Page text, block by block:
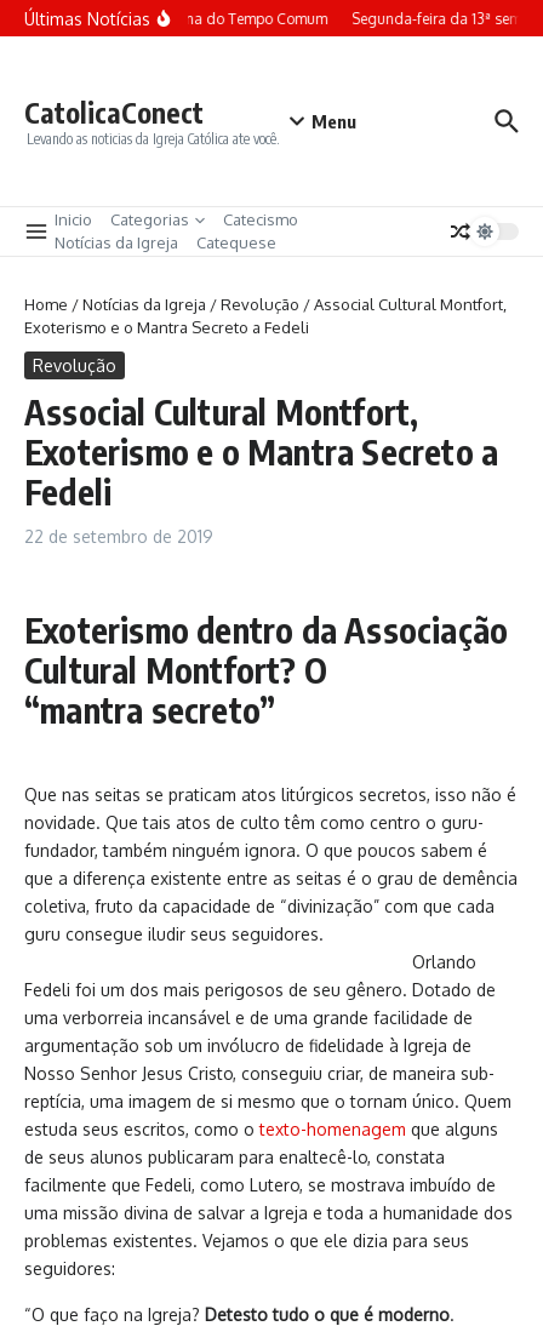
Ir para o conteúdo
Últimas Notícias
Terça-feira da 13ª semana do Tempo Comum Segunda-feira da 13ª
CatolicaConect
Levando as noticias da Igreja Católica ate você.
Menu
Inicio Categorias
Catecismo
Notícias da Igreja
Catequese
Home /Notícias da Igreja /Revolução /Associal Cultural Montfort,
Exoterismo e o Mantra Secreto a Fedeli
Revolução
Associal Cultural Montfort,
Exoterismo e o Mantra Secreto a
Fedeli
22 de setembro de 2019
Exoterismo dentro da Associação
Cultural Montfort? O
“mantra secreto”
Que nas seitas se praticam atos litúrgicos secretos, isso não é
novidade. Que tais atos de culto têm como centro o guru-
fundador, também ninguém ignora. O que poucos sabem é
que a diferença existente entre as seitas é o grau de demência
coletiva, fruto da capacidade de “divinização” com que cada
guru consegue iludir seus seguidores.
Orlando
Fedeli foi um dos mais perigosos de seu gênero. Dotado de
uma verborreia incansável e de uma grande facilidade de
argumentação sob um invólucro de fidelidade à Igreja de
Nosso Senhor Jesus Cristo, conseguiu criar, de maneira sub-
reptícia, uma imagem de si mesmo que o tornam único. Quem
estuda seus escritos, como otexto-homenagem que alguns
de seus alunos publicaram para enaltecê-lo, constata
facilmente que Fedeli, como Lutero, se mostrava imbuído de
uma missão divina de salvar a Igreja e toda a humanidade dos
problemas existentes. Vejamos o que ele dizia para seus
seguidores:
“O que faço na Igreja? Detesto tudo o que é moderno.